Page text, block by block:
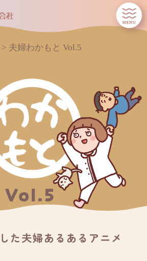
> 夫婦わかもと Vol.5
た夫婦あるあるアニメ